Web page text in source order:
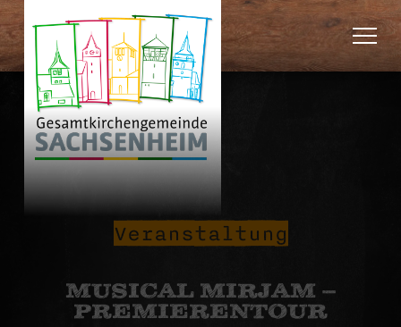
Veranstaltung
MUSICAL MIRJAM –
PREMIERENTOUR